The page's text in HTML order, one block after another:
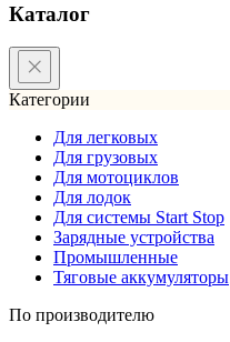
Каталог
Категории
Для легковых
Для грузовых
Для мотоциклов
Для лодок
Для системы Start Stop
Зарядные устройства
Промышленные
Тяговые аккумуляторы
По производителю